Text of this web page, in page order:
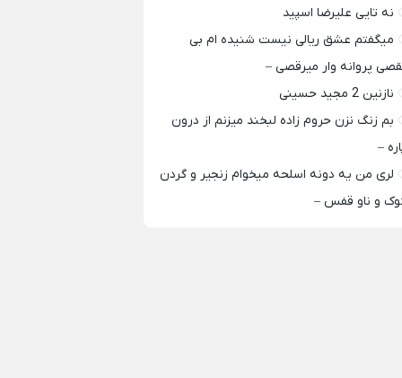
نه تایی علیرضا اسپید
میگفتم عشق ریالی نیست شنیده ام بی
پروانه وار میرقصی –
نازنین 2 مجید حسینی
بم زنگ نزن حروم زاده لبخند میزنم از درون
–
لری من یه دونه اسلحه میخوام زﻧﺠﻴﺮ و ﮔﺮدن
و ﻧﺎو ﻗﻔﺲ –